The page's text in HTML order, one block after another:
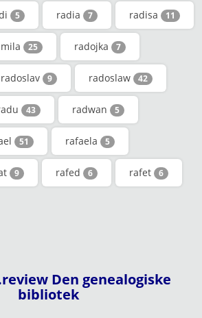
5 radia 7 radisa 11
25 radojka 7
radoslav 9 radoslaw 42
43 radwan 5
51 rafaela 5
9 rafed 6 rafet 6
Den genealogiske
bibliotek